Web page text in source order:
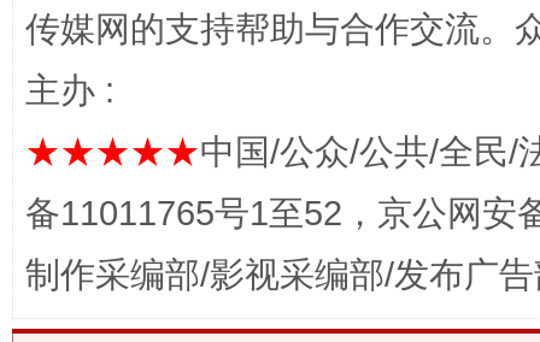
这是一记警钟！ 谢
传媒网的支持帮助与合作交流。
主办 :
★★★★★中国/公众/公共/全民/
备11011765号1至52，京公网安
制作采编部/影视采编部/发布广